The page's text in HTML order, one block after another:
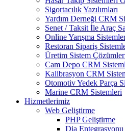
Sigortacılık Yazılımları
Yardım Derneği CRM
Senet / Taksit İle Araç
Online Yarışma
Restoran Sipariş
Üretim Sistem
Cam Depo CRM
Kalibrasyon CRM
Otomotiv Yedek Parça
Marine CRM Sistemleri
Hizmetlerimiz
Web Geliştirme
PHP Geliştirme
Dia Entegrasyonu